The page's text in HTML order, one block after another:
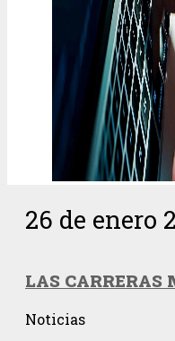
26 de enero
LAS CARRERAS
Noticias